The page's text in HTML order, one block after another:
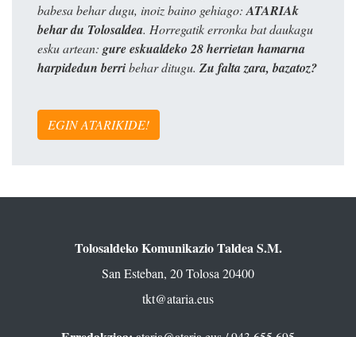
babesa behar dugu, inoiz baino gehiago: ATARIAk
behar du Tolosaldea. Horregatik erronka bat daukagu
esku artean: gure eskualdeko 28 herrietan hamarna
harpidedun berribehar ditugu. Zu falta zara, bazatoz?
EGIN ATARIKIDE!
Tolosaldeko Komunikazio Taldea S.M.
San Esteban, 20 Tolosa 20400
tkt@ataria.eus